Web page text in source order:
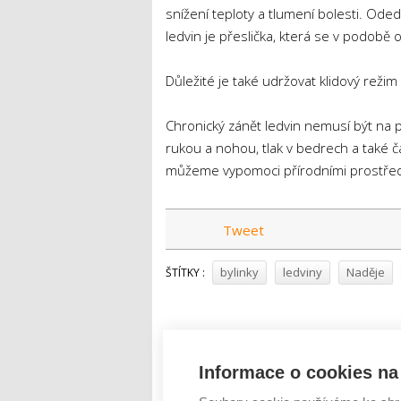
snížení teploty a tlumení bolesti.
ledvin je přeslička, která se v podobě
Důležité je také udržovat klidový
Chronický zánět ledvin nemusí být
rukou a nohou, tlak v bedrech a také
můžeme vypomoci přírodními
Tweet
ŠTÍTKY : bylinky ledviny Naděje
Informace o cookies